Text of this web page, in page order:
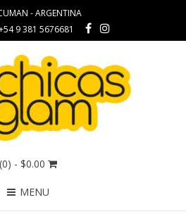
- ARGENTINA
9 381 5676681
(0) - $0.00
MENU